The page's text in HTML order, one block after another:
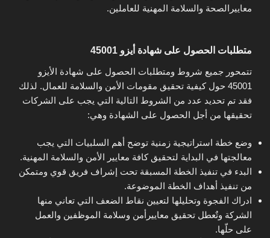
معاييرالصحة والسلامة المهنية للعاملين.
متطلبات الحصول على شهادة أيزو 45001
تتمحور جميع شروط ومتطلبات الحصول على شهادة الأيزو
45001 حول كيفية تحقيق مقومات الأمن والسلامة للعمال. لذلك
فقد تم تحديد عدد من الشروط التالية التي يجب على الشركات
تحقيقها من أجل الحصول على الشهادة وهي:
وضع خطة استراتيجية زمنية توضح أهم السلبيات التي يجب
معالجتها في البداية لتحقيق كافة معايير الأمن والسلامة المهنية.
البدء في تنفيذ الخطة المسبقة تحت إشراف فريق قوي ومتمكن
من تنفيذ أهداف الخطة الموضوعة.
ادراك الفجوة وتحليلها لتعيين نقاط الضعف التي تعاني منها
الشركة وتٌعطل تحقيق معاييرأمن وسلامة الموظفين والعمل
على حلّها.